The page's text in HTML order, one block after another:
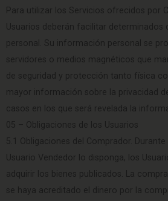
Para utilizar los Servicios ofrecidos por
Usuarios deberán facilitar determinados
personal. Su información personal se
servidores o medios magnéticos que
de seguridad y protección tanto física
mayor información sobre la privacidad
casos en los que será revelada la
05 – Obligaciones de los Usuarios
5.1 Obligaciones del Comprador.
Usuario Vendedor lo disponga, los
adquirir los bienes publicados. La
se haya acreditado el dinero por la